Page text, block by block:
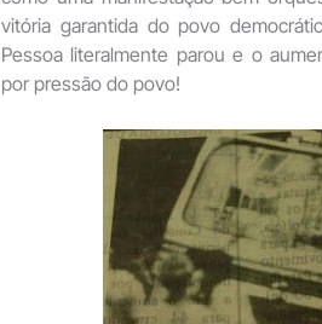
vitória garantida do povo
Pessoa literalmente parou e o
por pressão do povo!